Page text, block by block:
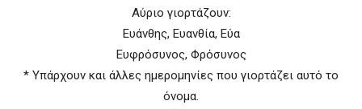
Αύριο γιορτάζουν:
Ευάνθης, Ευανθία, Εύα
Ευφρόσυνος, Φρόσυνος
* Υπάρχουν και άλλες ημερομηνίες που γιορτάζει αυτό το
όνομα.